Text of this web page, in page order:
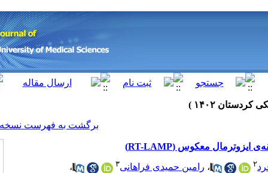
برگشت به فهرست نسخه ها
فراهانی۳
،